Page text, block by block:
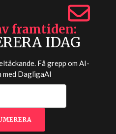
framtiden
IDAG
Få grepp om AI-
med DagligaAI